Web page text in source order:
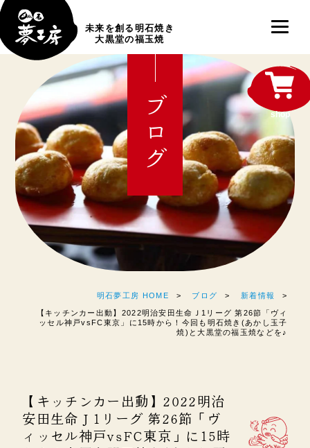
未来を創る明石焼き
大黒堂の福玉焼
ブログ
明石夢工房 HOME ブログ 新着情報
【キッチンカー出動】2022明治安田生命Ｊ1リーグ 第26節「ヴィ
ッセル神戸vsFC東京」に15時から！今回も明石焼き(あかし玉子
焼)と大黒堂の福玉焼などを♪
【キッチンカー出動】2022明治
安田生命Ｊ1リーグ 第26節「ヴ
ィッセル神戸vsFC東京」に15時
shop